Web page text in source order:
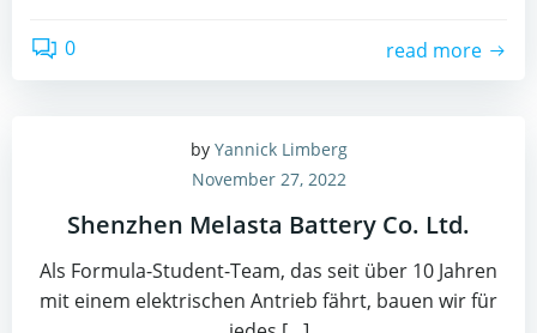
0 read more
by Yannick Limberg
November 27, 2022
Shenzhen Melasta Battery Co. Ltd.
Als Formula-Student-Team, das seit über 10 Jahren
mit einem elektrischen Antrieb fährt, bauen wir für